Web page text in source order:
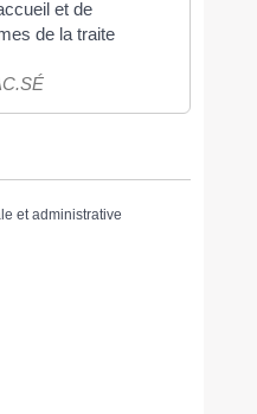
et de
de la traite
et administrative